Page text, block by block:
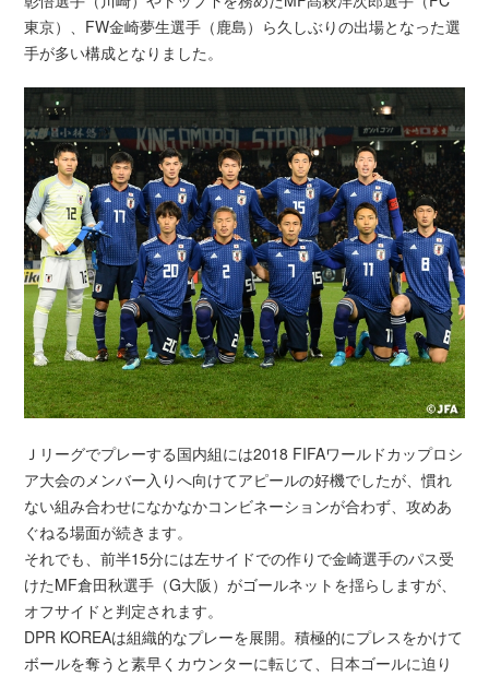
東京）、FW金崎夢生選手（鹿島）ら久しぶりの出場となった選
手が多い構成となりました。
Ｊリーグでプレーする国内組には2018 FIFAワールドカップロシ
ア大会のメンバー入りへ向けてアピールの好機でしたが、慣れ
ない組み合わせになかなかコンビネーションが合わず、攻めあ
ぐねる場面が続きます。
それでも、前半15分には左サイドでの作りで金崎選手のパス受
けたMF倉田秋選手（G大阪）がゴールネットを揺らしますが、
オフサイドと判定されます。
DPR KOREAは組織的なプレーを展開。積極的にプレスをかけて
ボールを奪うと素早くカウンターに転じて、日本ゴールに迫り